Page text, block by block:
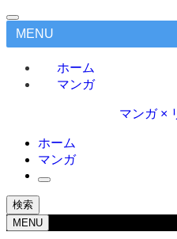
MENU
ホーム
マンガ
マンガ ×
ホーム
マンガ
検索
MENU